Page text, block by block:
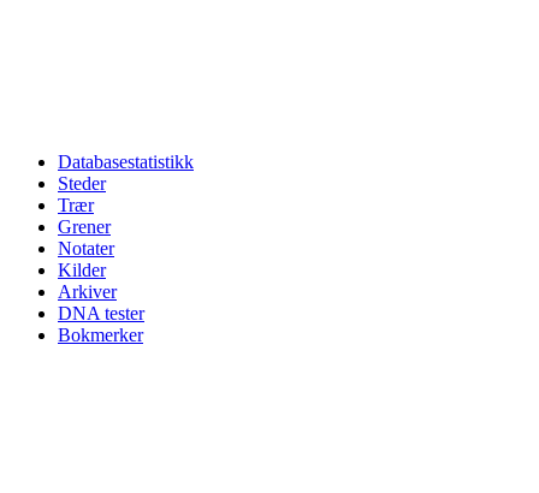
Databasestatistikk
Steder
Trær
Grener
Notater
Kilder
Arkiver
DNA tester
Bokmerker